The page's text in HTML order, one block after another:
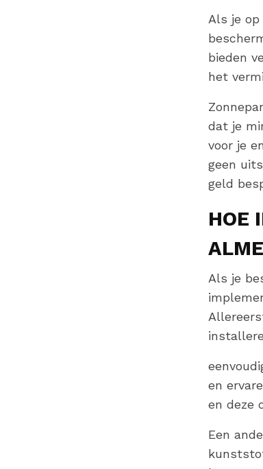
Als je
bieden
het
dat je
voor je
geen
geld
HOE
Als je
en
en deze
Een